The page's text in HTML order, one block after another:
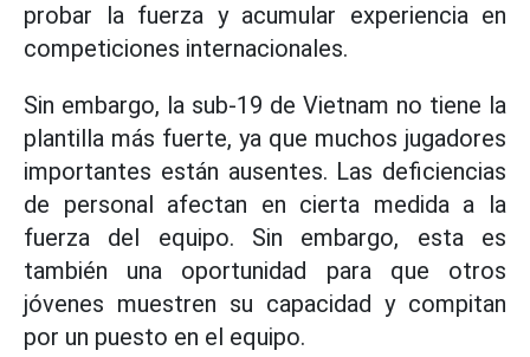
probar la fuerza y acumular experiencia en
competiciones internacionales.
Sin embargo, la sub-19 de Vietnam no tiene la
plantilla más fuerte, ya que muchos jugadores
importantes están ausentes. Las deficiencias
de personal afectan en cierta medida a la
fuerza del equipo. Sin embargo, esta es
también una oportunidad para que otros
jóvenes muestren su capacidad y compitan
por un puesto en el equipo.